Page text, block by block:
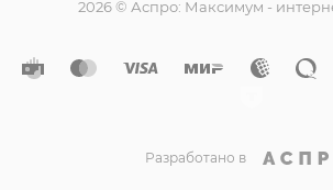
2026 © Аспро: Максимум -
Разработано в